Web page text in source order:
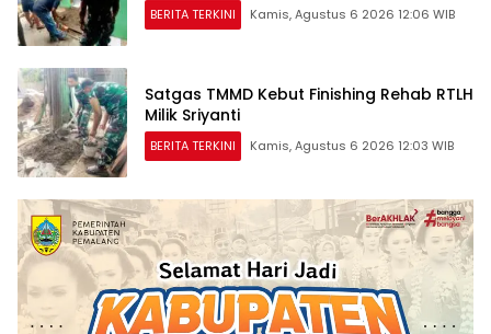
BERITA TERKINI Kamis, Agustus 6 2026 12:06 WIB
Satgas TMMD Kebut Finishing Rehab RTLH
Milik Sriyanti
BERITA TERKINI Kamis, Agustus 6 2026 12:03 WIB